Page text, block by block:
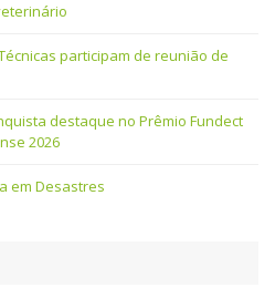
participam de reunião de
destaque no Prêmio Fundect
2026
em Desastres